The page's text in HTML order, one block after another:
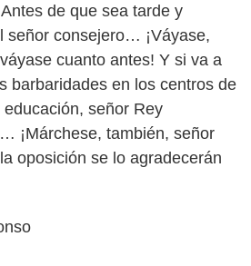
de que sea tarde y
señor consejero… ¡Váyase,
cuanto antes! Y si va a
barbaridades en los centros de
señor Rey
¡Márchese, también, señor
oposición se lo agradecerán